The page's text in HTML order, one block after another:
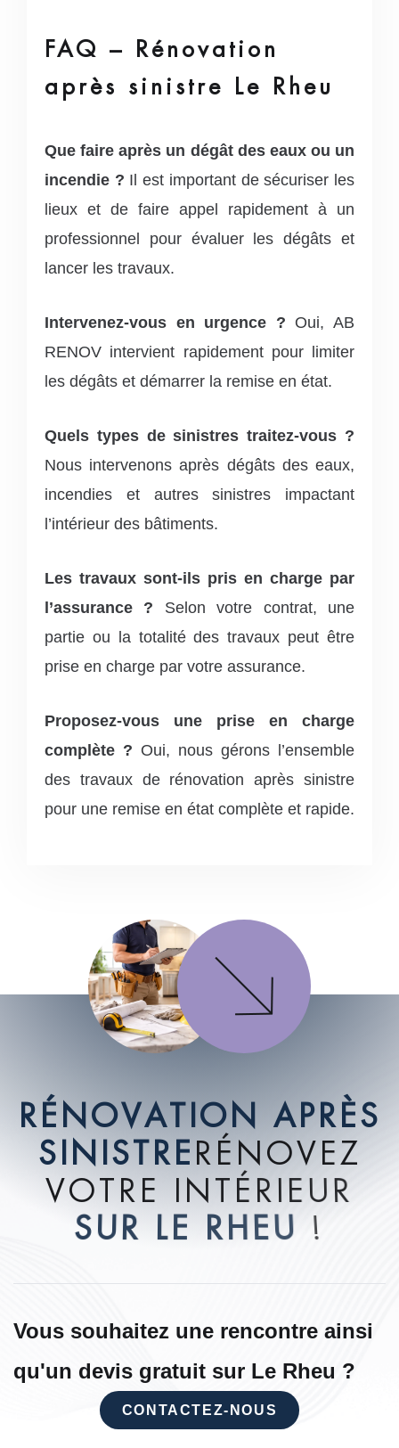
FAQ – Rénovation
après sinistre Le Rheu
Que faire après un dégât des eaux ou un
incendie ? Il est important de sécuriser les
lieux et de faire appel rapidement à un
professionnel pour évaluer les dégâts et
lancer les travaux.
Intervenez-vous en urgence ? Oui, AB
RENOV intervient rapidement pour limiter
les dégâts et démarrer la remise en état.
Quels types de sinistres traitez-vous ?
Nous intervenons après dégâts des eaux,
incendies et autres sinistres impactant
l’intérieur des bâtiments.
Les travaux sont-ils pris en charge par
l’assurance ? Selon votre contrat, une
partie ou la totalité des travaux peut être
prise en charge par votre assurance.
Proposez-vous une prise en charge
complète ? Oui, nous gérons l’ensemble
des travaux de rénovation après sinistre
pour une remise en état complète et rapide.
RÉ NOVATION APRÈS
SI N ISTRERÉ NOVEZ
VOTRE I NTÉRIEUR
SUR LE RHEU !
Vous souhaitez une rencontre ainsi
qu'un devis gratuit sur Le Rheu ?
CONTACTEZ-NOUS